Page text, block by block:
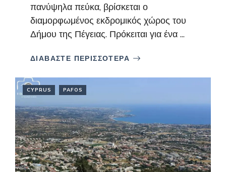
πανύψηλα πεύκα, βρίσκεται ο
διαμορφωμένος εκδρομικός χώρος του
Δήμου της Πέγειας. Πρόκειται για ένα ...
ΔΙΑΒΑΣΤΕ ΠΕΡΙΣΣΟΤΕΡΑ
CYPRUS PAFOS